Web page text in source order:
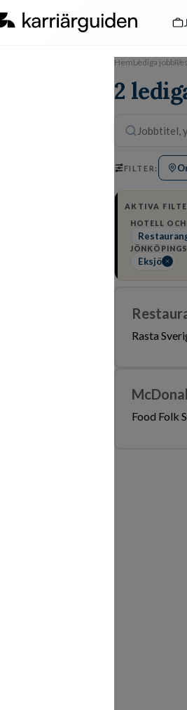
HemLediga jobb
2
FILTER:
AKTIVA
HOTELL
Eksjö
Rasta
Food Folk